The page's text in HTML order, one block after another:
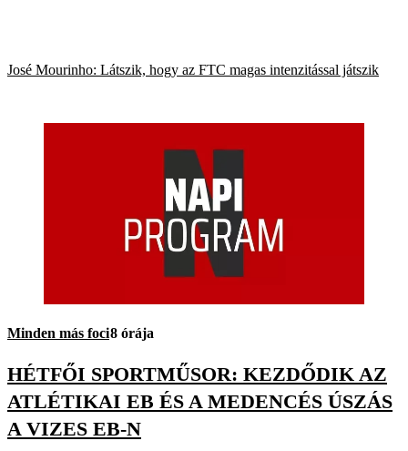
José Mourinho: Látszik, hogy az FTC magas intenzitással játszik
Minden más foci8 órája
HÉTFŐI SPORTMŰSOR: KEZDŐDIK AZ
ATLÉTIKAI EB ÉS A MEDENCÉS ÚSZÁS
A VIZES EB-N